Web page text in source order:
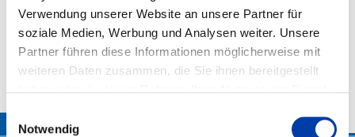
Verwendung unserer Website an unsere Partner für
soziale Medien, Werbung und Analysen weiter. Unsere
Partner führen diese Informationen möglicherweise mit
weiteren Daten zusammen, die Sie ihnen bereitgestellt
Einwilligungsauswahl
Notwendig
Birgit Oefinger
+49 211 1591-171
birgit.oefinger@dvs-home.de